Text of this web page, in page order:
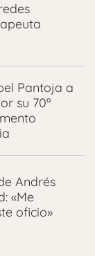
Pantoja a
su 70º
Andrés
«Me
oficio»